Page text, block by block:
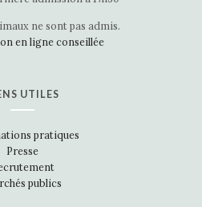
ne sont pas admis.
en ligne conseillée
UTILES
pratiques
Presse
publics